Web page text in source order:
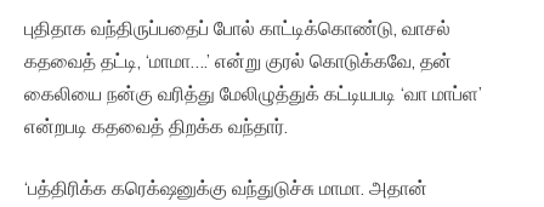
புதிதாக வந்திருப்பதைப் போல் காட்டிக்கொண்டு, வாசல்
கதவைத் தட்டி, ‘மாமா….’ என்று குரல் கொடுக்கவே, தன்
கைலியை நன்கு வரித்து மேலிழுத்துக் கட்டியபடி ‘வா மாப்ள’
என்றபடி கதவைத் திறக்க வந்தார்.
‘பத்திரிக்க கரெக்‌ஷனுக்கு வந்துடுச்சு மாமா. அதான்